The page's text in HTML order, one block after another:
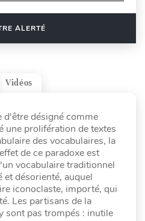
ALERTÉ
Vidéos
d'être désigné comme
une prolifération de textes
des vocabulaires, la
de ce paradoxe est
vocabulaire traditionnel
désorienté, auquel
iconoclaste, importé, qui
Les partisans de la
sont pas trompés : inutile